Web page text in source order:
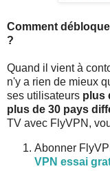
Comment
?
Quand il vient à
n'y a rien de mieux
ses utilisateurs plus
plus de 30 pays
TV avec FlyVPN,
Abonner
VPN essai